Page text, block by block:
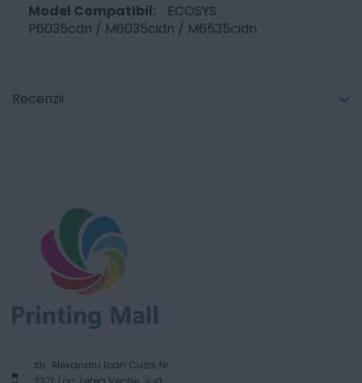
ECOSYS
P6035cdn / M6035cidn / M6535cidn
Recenzii
str. Alexandru Ioan Cuza, Nr.